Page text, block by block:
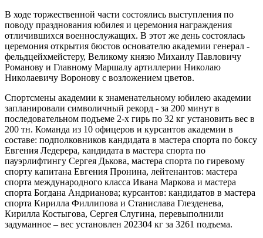
В ходе торжественной части состоялись выступления по
поводу празднования юбилея и церемония награждения
отличившихся военнослужащих. В этот же день состоялась
церемония открытия бюстов основателю академии генерал -
фельдцейхмейстеру, Великому князю Михаилу Павловичу
Романову и Главному Маршалу артиллерии Николаю
Николаевичу Воронову с возложением цветов.
Спортсмены академии к знаменательному юбилею академии
запланировали символичный рекорд ‑ за 200 минут в
последовательном подъеме 2-х гирь по 32 кг установить вес в
200 тн. Команда из 10 офицеров и курсантов академии в
составе: подполковников кандидата в мастера спорта по боксу
Евгения Ледерера, кандидата в мастера спорта по
пауэрлифтингу Сергея Дькова, мастера спорта по гиревому
спорту капитана Евгения Пронина, лейтенантов: мастера
спорта международного класса Ивана Маркова и мастера
спорта Богдана Андрианова; курсантов: кандидатов в мастера
спорта Кирилла Филлипова и Станислава Глезденева,
Кирилла Костыгова, Сергея Слугина, перевыполнили
задуманное – вес установлен 202304 кг за 3261 подъема.